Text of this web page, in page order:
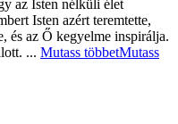
az Isten nélküli élet
Isten azért teremtette,
és az Ő kegyelme inspirálja.
... Mutass többetMutass